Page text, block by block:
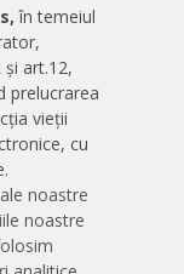
în temeiul
și art.12,
prelucrarea
vieții
cu
noastre
noastre